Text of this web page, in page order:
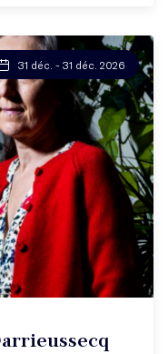
31 déc. - 31 déc. 2026